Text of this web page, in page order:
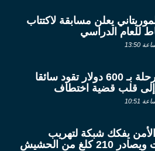
يعلن مسابقة لاكتتاب
للعام الدراسي
امريكا : رحلة بـ 600 دولار تقود سائقا
إلى قلب قضية اختطاف
الأمن يفكك شبكة لتهريب
كلغ من الحشيش